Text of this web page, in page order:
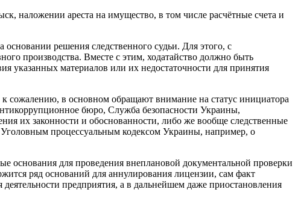
наложении ареста на имущество, в том числе расчётные счета и
решения следственного судьи. Для этого, с
производства. Вместе с этим, ходатайство должно быть
указанных материалов или их недостаточности для принятия
к сожалению, в основном обращают внимание на статус инициатора
бюро, Служба безопасности Украины,
их законности и обоснованности, либо же вообще следственные
процессуальным кодексом Украины, например, о
основания для проведения внеплановой документальной проверки
ряд оснований для аннулирования лицензии, сам факт
предприятия, а в дальнейшем даже приостановления